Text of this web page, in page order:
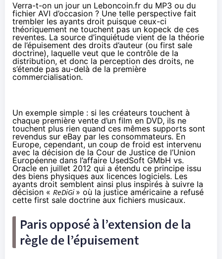
Verra-t-on un jour un Leboncoin.fr du MP3 ou du
fichier AVI d’occasion ? Une telle perspective fait
trembler les ayants droit puisque ceux-ci
théoriquement ne touchent pas un kopeck de ces
reventes. La source d’inquiétude vient de la théorie
de l’épuisement des droits d’auteur (ou first sale
doctrine), laquelle veut que le contrôle de la
distribution, et donc la perception des droits, ne
s’étende pas au-delà de la première
commercialisation.
Un exemple simple : si les créateurs touchent à
chaque première vente d’un film en DVD, ils ne
touchent plus rien quand ces mêmes supports sont
revendus sur eBay par les consommateurs. En
Europe, cependant, un coup de froid est intervenu
avec la décision de la Cour de Justice de l’Union
Européenne dans l’affaire UsedSoft GMbH vs.
Oracle en juillet 2012 qui a étendu ce principe issu
des biens physiques aux licences logiciels. Les
ayants droit semblent ainsi plus inspirés à suivre la
décision « ReDiGi » où la justice américaine a refusé
cette first sale doctrine aux fichiers musicaux.
Paris opposé à l’extension de la
règle de l’épuisement